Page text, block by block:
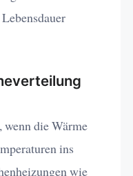
die Wärme
ins
wie